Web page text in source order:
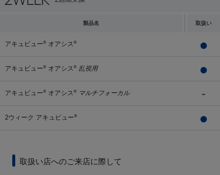
製品名 取扱い
アキュビュー® オアシス ®
アキュビュー® オアシス ® 乱視用
アキュビュー® オアシス ® マルチフォーカル
2ウィーク アキュビュー®
取扱い店へのご来店に際して